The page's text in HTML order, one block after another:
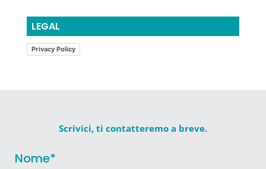
LEGAL
Privacy Policy
Scrivici, ti contatteremo a breve.
Nome*